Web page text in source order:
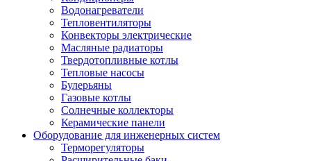
Водонагреватели
Тепловентиляторы
Конвекторы электрические
Масляные радиаторы
Твердотопливные котлы
Тепловые насосы
Булерьяны
Газовые котлы
Солнечные коллекторы
Керамические панели
Оборудование для инженерных систем
Терморегуляторы